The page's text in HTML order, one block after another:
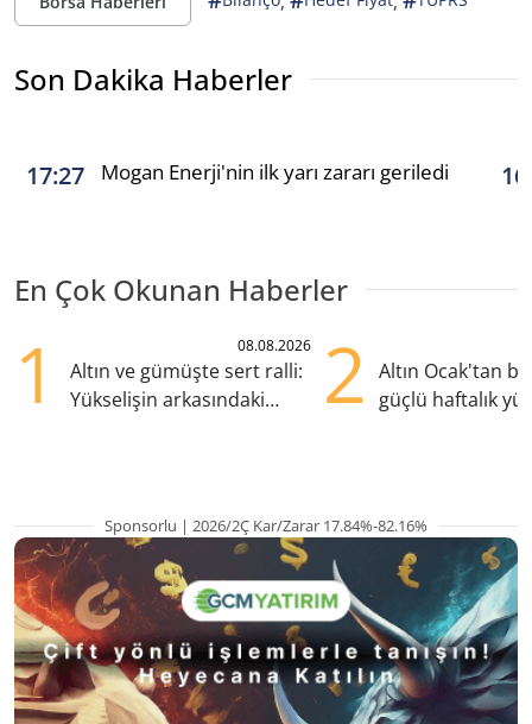
Son Dakika Haberler
17:27 Mogan Enerji'nin ilk yarı zararı geriledi
En Çok Okunan Haberler
1 08.08.2026
Altın ve gümüşte sert ralli:
Yükselişin arkasındaki
2
Altın Ocak'tan
güçlü haftalık
Sponsorlu | 2026/2Ç Kar/Zarar 17.84%-82.16%